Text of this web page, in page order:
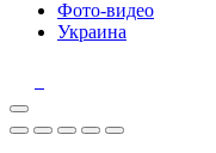
Фото-видео
Украина